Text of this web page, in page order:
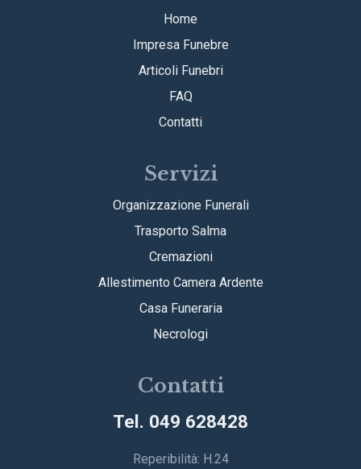
Home
Impresa Funebre
Articoli Funebri
FAQ
Contatti
Servizi
Organizzazione Funerali
Trasporto Salma
Cremazioni
Allestimento Camera Ardente
Casa Funeraria
Necrologi
Contatti
Tel. 049 628428
Reperibilità: H.24